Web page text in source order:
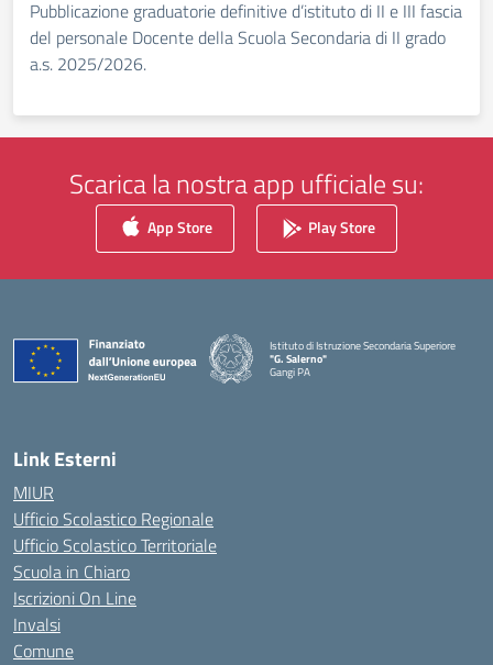
Pubblicazione graduatorie definitive d’istituto di II e III fascia
del personale Docente della Scuola Secondaria di II grado
a.s. 2025/2026.
Scarica la nostra app ufficiale su:
App Store Play Store
Istituto di Istruzione Secondaria Superiore
"G. Salerno"
Gangi PA
— Visita la pagina iniziale della scuola
Link Esterni
MIUR
Ufficio Scolastico Regionale
Ufficio Scolastico Territoriale
Scuola in Chiaro
Iscrizioni On Line
Invalsi
Comune